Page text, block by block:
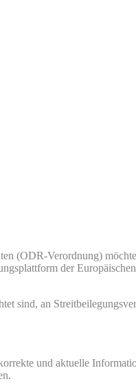
(ODR-Verordnung)
der
sind, an
und aktuelle